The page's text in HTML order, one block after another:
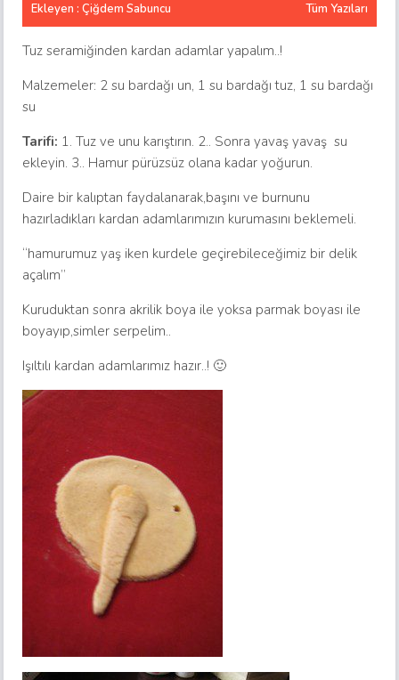
Ekleyen : Çiğdem Sabuncu Tüm Yazıları
Tuz seramiğinden kardan adamlar yapalım..!
Malzemeler: 2 su bardağı un, 1 su bardağı tuz, 1 su bardağı
su
Tarifi: 1. Tuz ve unu karıştırın. 2.. Sonra yavaş yavaş su
ekleyin. 3.. Hamur pürüzsüz olana kadar yoğurun.
Daire bir kalıptan faydalanarak,başını ve burnunu
hazırladıkları kardan adamlarımızın kurumasını beklemeli.
“hamurumuz yaş iken kurdele geçirebileceğimiz bir delik
açalım”
Kuruduktan sonra akrilik boya ile yoksa parmak boyası ile
boyayıp,simler serpelim..
Işıltılı kardan adamlarımız hazır..! 🙂